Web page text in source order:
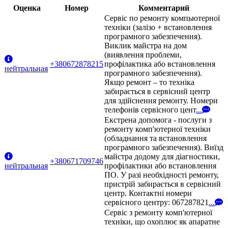
Оценка Номер Комментарий
нейтральная
+380672878215
Сервіс по ремонту компьютерної
техніки (залізо + встановлення
програмного забезпечення).
Виклик майстра на дом
(виявлення проблеми,
профілактика або встановлення
програмного забезпечення).
Якщо ремонт – то техніка
забирається в сервісний центр
для здійснення ремонту. Номери
телефонів сервісного цент...
нейтральная
+380671709746
Екстрена допомога - послуги з
ремонту комп'ютерної техніки
(обладнання та встановлення
програмного забезпечення). Виїзд
майстра додому для діагностики,
профілактики або встановлення
ПО. У разі необхідності ремонту,
пристрій забирається в сервісний
центр. Контактні номери
сервісного центру: 067287821 ...
Сервіс з ремонту комп'ютерної
техніки, що охоплює як апаратне